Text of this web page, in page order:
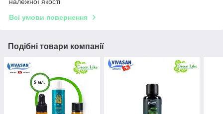
Всі умови повернення
Подібні товари компанії